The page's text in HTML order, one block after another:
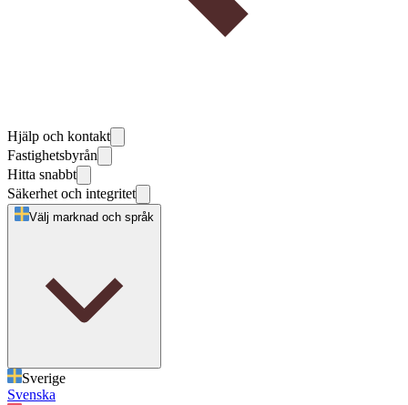
Hjälp och kontakt
Fastighetsbyrån
Hitta snabbt
Säkerhet och integritet
Välj marknad och språk
Sverige
Svenska